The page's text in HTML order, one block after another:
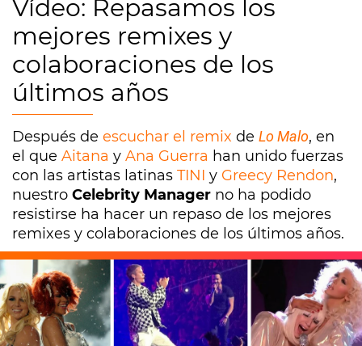
Vídeo: Repasamos los
mejores remixes y
colaboraciones de los
últimos años
Después de escuchar el remix de Lo Malo, en
el que Aitana y Ana Guerra han unido fuerzas
con las artistas latinas TINI y Greecy Rendon,
nuestro Celebrity Manager no ha podido
resistirse ha hacer un repaso de los mejores
remixes y colaboraciones de los últimos años.